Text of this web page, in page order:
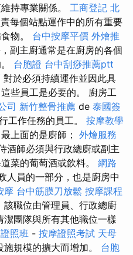
持專業關係。 工商登記 北
每個站點運作中的所有重要
物。 台中按摩平價 外燴推
副主廚通常是在廚房的各個
台胞證 台中刮痧推薦ptt
對於必須持續運作並因此具
些員工是必要的。 廚房工
司 新竹整骨推薦 de 泰國簽
工作任務的員工。 按摩教學
上面的是廚師； 外燴服務
酒師必須與行政總廚或副主
菜的葡萄酒或飲料。 網路
人員的一部分，也是廚房中
摩 台中筋膜刀放鬆 按摩課程
該職位由管理員、行政總廚
團隊與所有其他職位一樣
照班 - 按摩證照考試 天母
規模的擴大而增加。 台胞